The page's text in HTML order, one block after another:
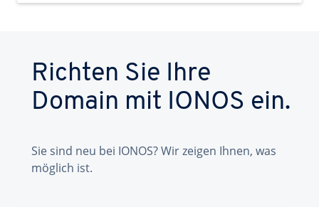
Richten Sie Ihre
Domain mit IONOS ein.
Sie sind neu bei IONOS? Wir zeigen Ihnen, was
möglich ist.